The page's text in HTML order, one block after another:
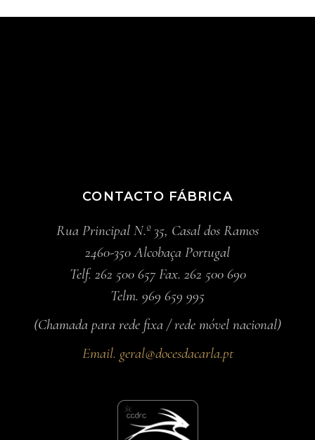
CONTACTO FÁBRICA
Rua Principal N.º 35, Casal dos Ramos
2460-350 Alcobaça Portugal
Telf. 262 500 657 Fax. 262 500 690
Telm. 969 659 995
(Chamada para rede fixa / rede móvel nacional)
Email. geral@docesdacarla.pt